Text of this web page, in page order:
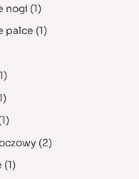
nogi (1)
palce (1)
(2)
(1)